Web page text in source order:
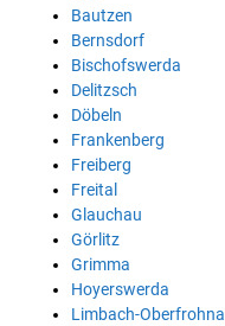
Bautzen
Bernsdorf
Bischofswerda
Delitzsch
Döbeln
Frankenberg
Freiberg
Freital
Glauchau
Görlitz
Grimma
Hoyerswerda
Limbach-Oberfrohna